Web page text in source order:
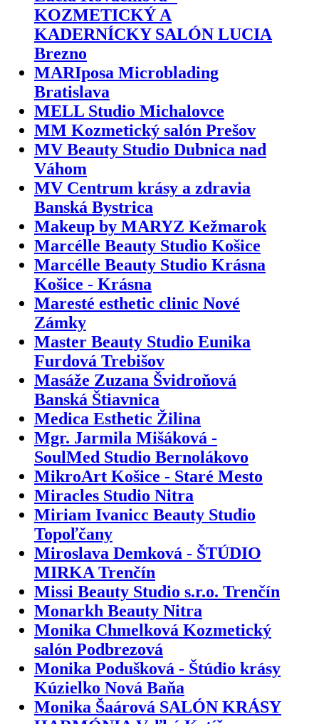
KOZMETICKÝ A
KADERNÍCKY SALÓN LUCIA
Brezno
MARIposa Microblading
Bratislava
MELL Studio Michalovce
MM Kozmetický salón Prešov
MV Beauty Studio Dubnica nad
Váhom
MV Centrum krásy a zdravia
Banská Bystrica
Makeup by MARYZ Kežmarok
Marcélle Beauty Studio Košice
Marcélle Beauty Studio Krásna
Košice - Krásna
Maresté esthetic clinic Nové
Zámky
Master Beauty Studio Eunika
Furdová Trebišov
Masáže Zuzana Švidroňová
Banská Štiavnica
Medica Esthetic Žilina
Mgr. Jarmila Mišáková -
SoulMed Studio Bernolákovo
MikroArt Košice - Staré Mesto
Miracles Studio Nitra
Miriam Ivanicc Beauty Studio
Topoľčany
Miroslava Demková - ŠTÚDIO
MIRKA Trenčín
Missi Beauty Studio s.r.o. Trenčín
Monarkh Beauty Nitra
Monika Chmelková Kozmetický
salón Podbrezová
Monika Podušková - Štúdio krásy
Kúzielko Nová Baňa
Monika Šaárová SALÓN KRÁSY